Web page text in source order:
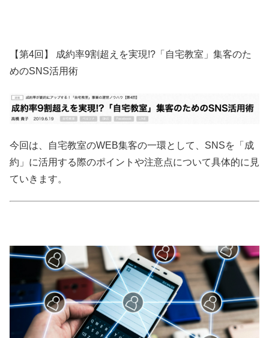
【第4回】 成約率9割超えを実現!?「自宅教室」集客のた
めのSNS活用術
今回は、自宅教室のWEB集客の一環として、SNSを「成
約」に活用する際のポイントや注意点について具体的に見
ていきます。